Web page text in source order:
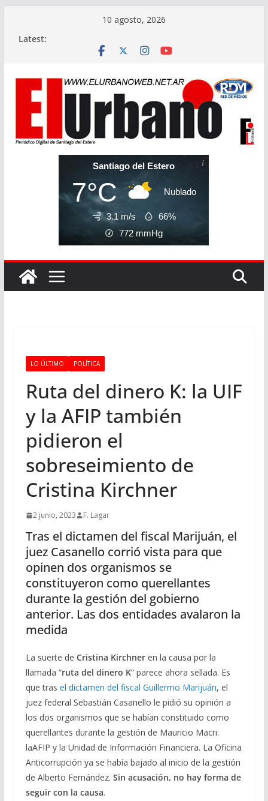
10 agosto, 2026
Latest:
Santiago del Estero
7°C Nublado
3.1 m/s
66%
772 mmHg
LO ÚLTIMO POLÍTICA
Ruta del dinero K: la UIF
y la AFIP también
pidieron el
sobreseimiento de
Cristina Kirchner
2 junio, 2023 F. Lagar
Tras el dictamen del fiscal Marijuán, el
juez Casanello corrió vista para que
opinen dos organismos se
constituyeron como querellantes
durante la gestión del gobierno
anterior. Las dos entidades avalaron la
medida
La suerte de Cristina Kirchneren la causa por la
llamada “ruta del dinero K” parece ahora sellada. Es
que tras el dictamen del fiscal Guillermo Marijuán, el
juez federal Sebastián Casanello le pidió su opinión a
los dos organismos que se habían constituido como
querellantes durante la gestión de Mauricio Macri:
laAFIP y la Unidad de Información Financiera. La Oficina
Anticorrupción ya se había bajado al inicio de la gestión
de Alberto Fernández. Sin acusación, no hay forma de
seguir con la causa.